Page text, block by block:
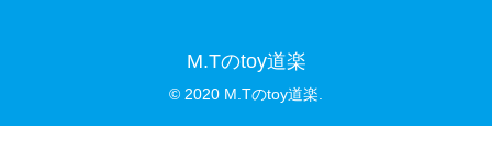
M.Tのtoy道楽
© 2020 M.Tのtoy道楽.